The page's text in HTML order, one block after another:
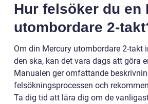
Hur felsöker du en
utombordare 2-
Om din Mercury utombordare 2-takt
den ska, kan det vara dags att göra
Manualen ger omfattande
felsökningsprocessen och
Ta dig tid att lära dig om de